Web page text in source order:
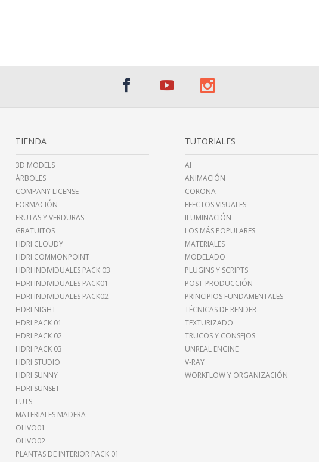
TIENDA
3D MODELS
ÁRBOLES
COMPANY LICENSE
FORMACIÓN
FRUTAS Y VERDURAS
GRATUITOS
HDRI CLOUDY
HDRI COMMONPOINT
HDRI INDIVIDUALES PACK 03
HDRI INDIVIDUALES PACK01
HDRI INDIVIDUALES PACK02
HDRI NIGHT
HDRI PACK 01
HDRI PACK 02
HDRI PACK 03
HDRI STUDIO
HDRI SUNNY
HDRI SUNSET
LUTS
MATERIALES MADERA
OLIVO01
OLIVO02
PLANTAS DE INTERIOR PACK 01
TUTORIALES
AI
ANIMACIÓN
CORONA
EFECTOS VISUALES
ILUMINACIÓN
LOS MÁS POPULARES
MATERIALES
MODELADO
PLUGINS Y SCRIPTS
POST-PRODUCCIÓN
PRINCIPIOS FUNDAMENTALES
TÉCNICAS DE RENDER
TEXTURIZADO
TRUCOS Y CONSEJOS
UNREAL ENGINE
V-RAY
WORKFLOW Y ORGANIZACIÓN